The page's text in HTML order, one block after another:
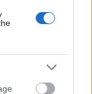
plass i
vilkår. Da
en tjeneste å be